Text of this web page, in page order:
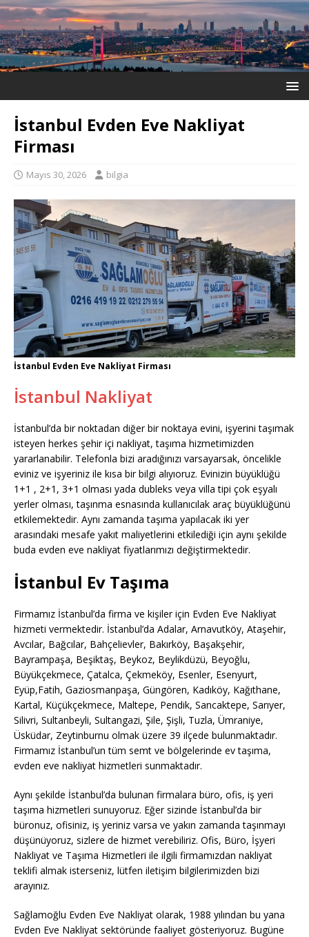
İstanbul Evden Eve Nakliyat
Firması
Mayıs 30, 2026 bilgia
İstanbul Evden Eve Nakliyat Firması
İstanbul Nakliyat
İstanbul’da bir noktadan diğer bir noktaya evini, işyerini taşımak
isteyen herkes şehir içi nakliyat, taşıma hizmetimizden
yararlanabilir. Telefonla bizi aradığınızı varsayarsak, öncelikle
eviniz ve işyeriniz ile kısa bir bilgi alıyıoruz. Evinizin büyüklüğü
1+1 , 2+1, 3+1 olması yada dubleks veya villa tipi çok eşyalı
yerler olması, taşınma esnasında kullanıcılak araç büyüklüğünü
etkilemektedir. Aynı zamanda taşıma yapılacak iki yer
arasındaki mesafe yakıt maliyetlerini etkilediği için aynı şekilde
buda evden eve nakliyat fiyatlarımızı değiştirmektedir.
İstanbul Ev Taşıma
Firmamız İstanbul’da firma ve kişiler için Evden Eve Nakliyat
hizmeti vermektedir. İstanbul’da Adalar, Arnavutköy, Ataşehir,
Avcılar, Bağcılar, Bahçelievler, Bakırköy, Başakşehir,
Bayrampaşa, Beşiktaş, Beykoz, Beylikdüzü, Beyoğlu,
Büyükçekmece, Çatalca, Çekmeköy, Esenler, Esenyurt,
Eyüp,Fatih, Gaziosmanpaşa, Güngören, Kadıköy, Kağıthane,
Kartal, Küçükçekmece, Maltepe, Pendik, Sancaktepe, Sarıyer,
Silivri, Sultanbeyli, Sultangazi, Şile, Şişli, Tuzla, Ümraniye,
Üsküdar, Zeytinburnu olmak üzere 39 ilçede bulunmaktadır.
Firmamız İstanbul’un tüm semt ve bölgelerinde ev taşıma,
evden eve nakliyat hizmetleri sunmaktadır.
Aynı şekilde İstanbul’da bulunan firmalara büro, ofis, iş yeri
taşıma hizmetleri sunuyoruz. Eğer sizinde İstanbul’da bir
büronuz, ofisiniz, iş yeriniz varsa ve yakın zamanda taşınmayı
düşünüyoruz, sizlere de hizmet verebiliriz. Ofis, Büro, İşyeri
Nakliyat ve Taşıma Hizmetleri ile ilgili firmamızdan nakliyat
teklifi almak isterseniz, lütfen iletişim bilgilerimizden bizi
arayınız.
Sağlamoğlu Evden Eve Nakliyat olarak, 1988 yılından bu yana
Evden Eve Nakliyat sektöründe faaliyet gösteriyoruz. Bugüne